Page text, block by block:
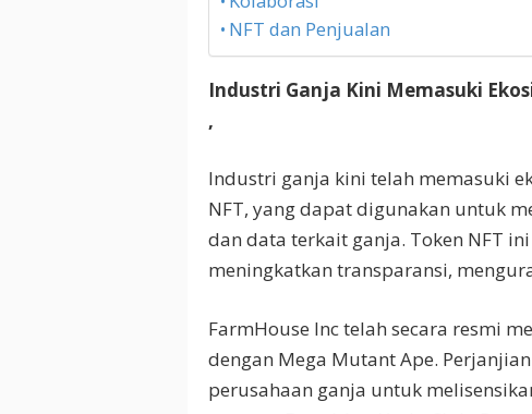
NFT dan Penjualan
Industri Ganja Kini Memasuki
,
Industri ganja kini telah memasuki
NFT, yang dapat digunakan untuk
dan data terkait ganja. Token NFT
meningkatkan transparansi,
FarmHouse Inc telah secara resmi
dengan Mega Mutant Ape.
perusahaan ganja untuk